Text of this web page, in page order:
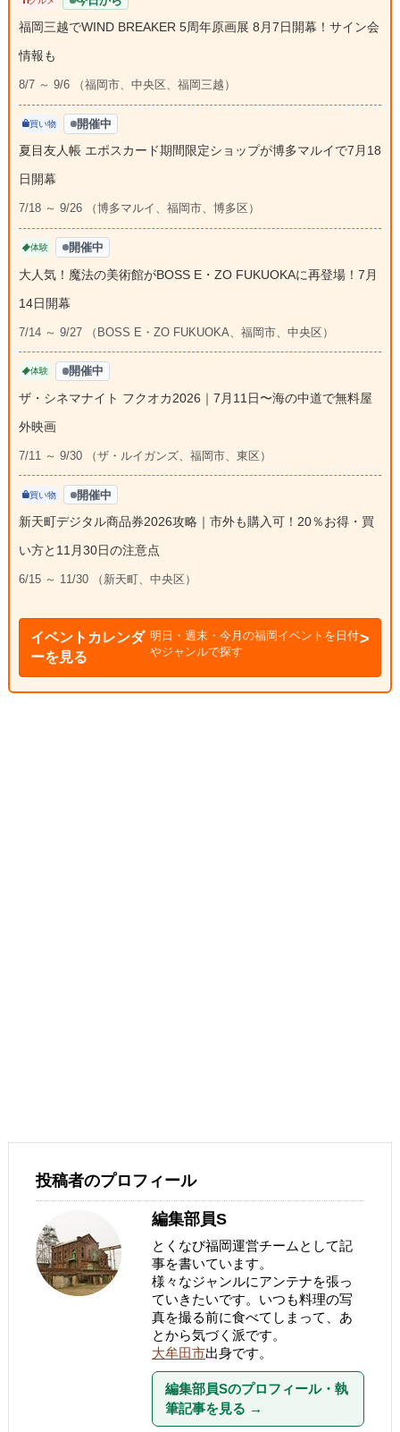
福岡三越でWIND BREAKER 5周年原画展 8月7日開幕！サイン会
情報も
8/7 ～ 9/6 （福岡市、中央区、福岡三越）
買い物 開催中
夏目友人帳 エポスカード期間限定ショップが博多マルイで7月18
日開幕
7/18 ～ 9/26 （博多マルイ、福岡市、博多区）
体験 開催中
大人気！魔法の美術館がBOSS E・ZO FUKUOKAに再登場！7月
14日開幕
7/14 ～ 9/27 （BOSS E・ZO FUKUOKA、福岡市、中央区）
体験 開催中
ザ・シネマナイト フクオカ2026｜7月11日〜海の中道で無料屋
外映画
7/11 ～ 9/30 （ザ・ルイガンズ、福岡市、東区）
買い物 開催中
新天町デジタル商品券2026攻略｜市外も購入可！20％お得・買
い方と11月30日の注意点
6/15 ～ 11/30 （新天町、中央区）
イベントカレンダ
ーを見る
明日・週末・今月の福岡イベントを日付
やジャンルで探す
投稿者のプロフィール
編集部員S
とくなび福岡運営チームとして記
事を書いています。
様々なジャンルにアンテナを張っ
ていきたいです。いつも料理の写
真を撮る前に食べてしまって、あ
とから気づく派です。
大牟田市出身です。
編集部員Sのプロフィール・執
筆記事を見る →